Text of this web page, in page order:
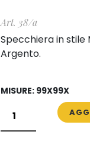
Art. 38/a
Specchiera in stile
Argento.
MISURE: 99X99X